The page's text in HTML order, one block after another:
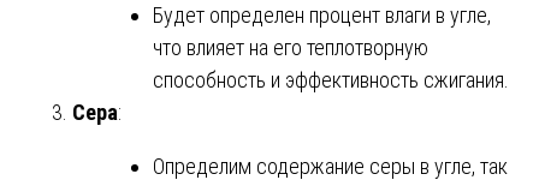
Будет определен процент влаги в угле,
что влияет на его теплотворную
способность и эффективность сжигания.
Сера:
Определим содержание серы в угле, так